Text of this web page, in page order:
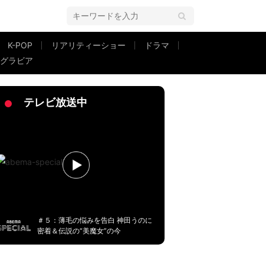
K-POP リアリティーショー
ドラマ
グラビア
テレビ放送中
＃５：薄毛の悩みを告白 神田うのに
密着＆伝説の“美魔女”の今